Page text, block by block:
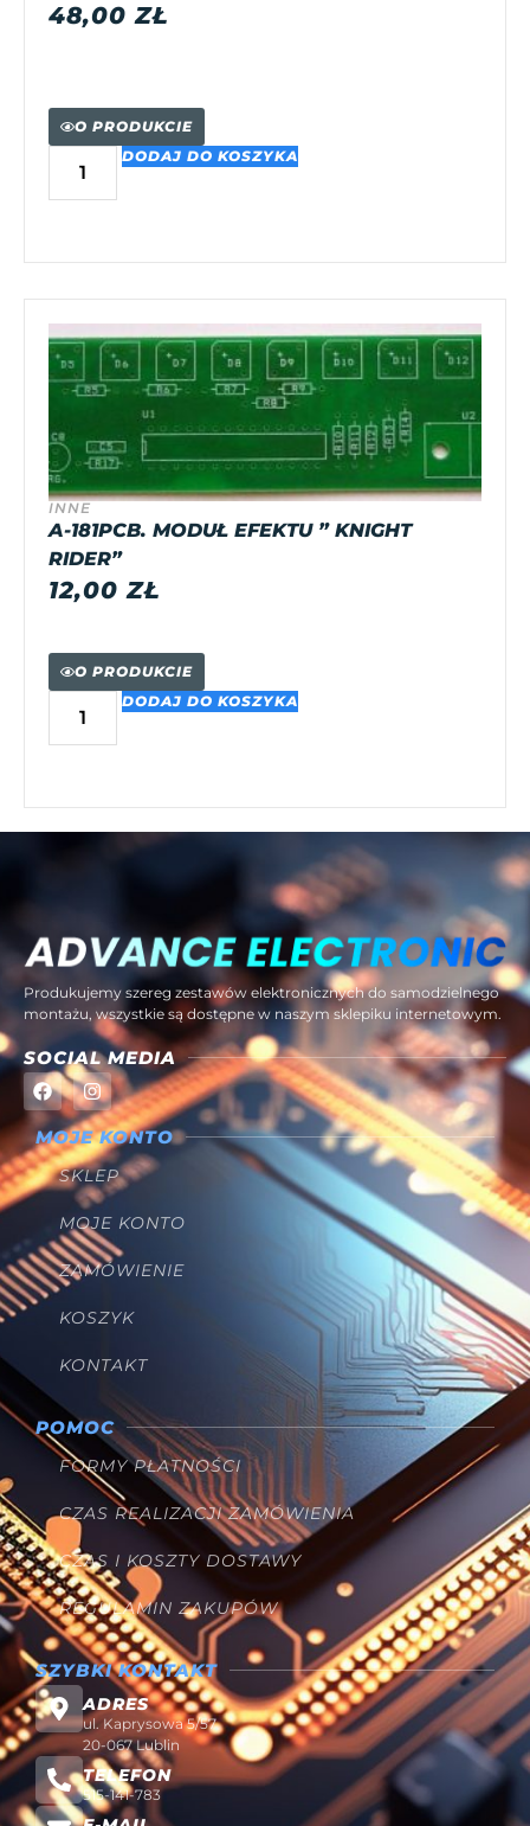
48,00ZŁ
O PRODUKCIE
DODAJ DO KOSZYKA
INNE
A-181PCB. MODUŁ EFEKTU ” KNIGHT
RIDER”
12,00ZŁ
O PRODUKCIE
DODAJ DO KOSZYKA
Produkujemy szereg zestawów elektronicznych do samodzielnego
montażu, wszystkie są dostępne w naszym sklepiku internetowym.
SOCIAL MEDIA
MOJE KONTO
SKLEP
MOJE KONTO
ZAMÓWIENIE
KOSZYK
KONTAKT
POMOC
FORMY PŁATNOŚCI
CZAS REALIZACJI ZAMÓWIENIA
CZAS I KOSZTY DOSTAWY
REGULAMIN ZAKUPÓW
SZYBKI KONTAKT
ADRES
ul. Kaprysowa 5/57
20-067 Lublin
TELEFON
515-141-783